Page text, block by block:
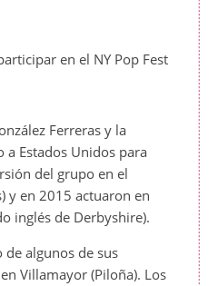
en el NY Pop Fest
Ferreras y la
Estados Unidos para
del grupo en el
y en 2015 actuaron en
inglés de Derbyshire).
de algunos de sus
Villamayor (Piloña). Los